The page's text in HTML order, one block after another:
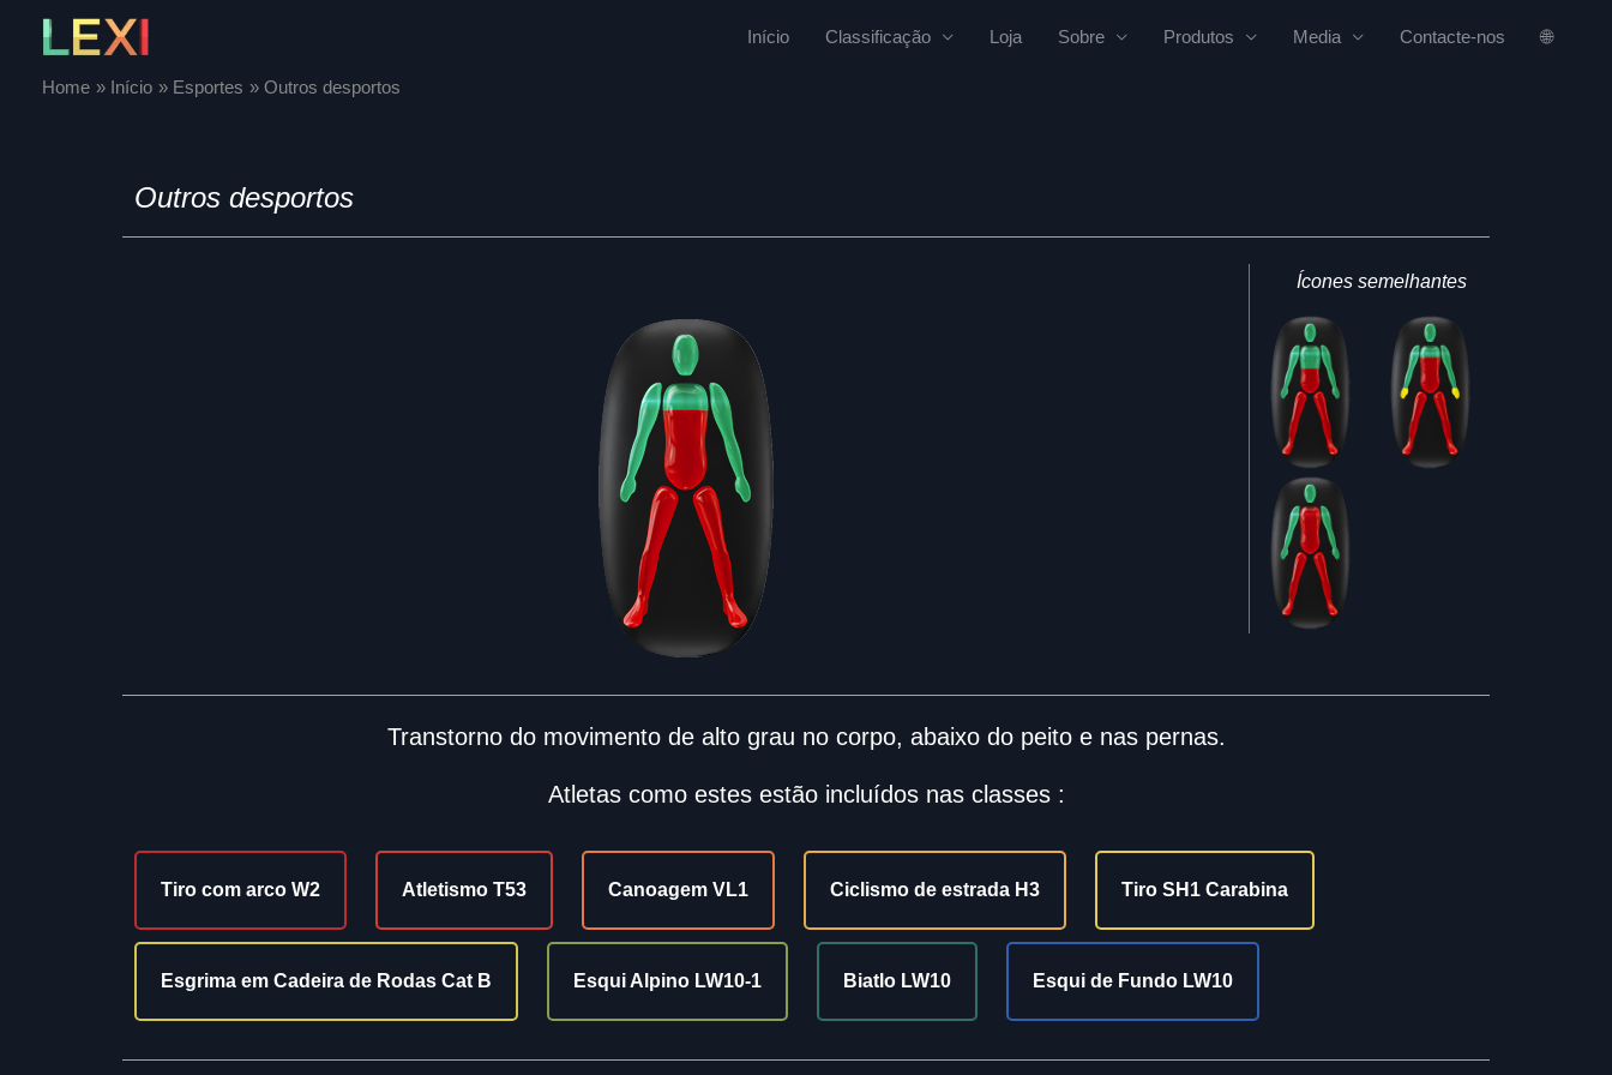
content
Início Classificação Loja Sobre Produtos Media Contacte-nos 🌐
Home Início Esportes Outros desportos
Outros desportos
Ícones semelhantes
Transtorno do movimento de alto grau no corpo, abaixo do peito e nas pernas.
Atletas como estes estão incluídos nas classes :
Tiro com arco W2 Atletismo T53 Canoagem VL1 Ciclismo de estrada H3 Tiro SH1 Carabina
Esgrima em Cadeira de Rodas Cat B Esqui Alpino LW10-1 Biatlo LW10 Esqui de Fundo LW10